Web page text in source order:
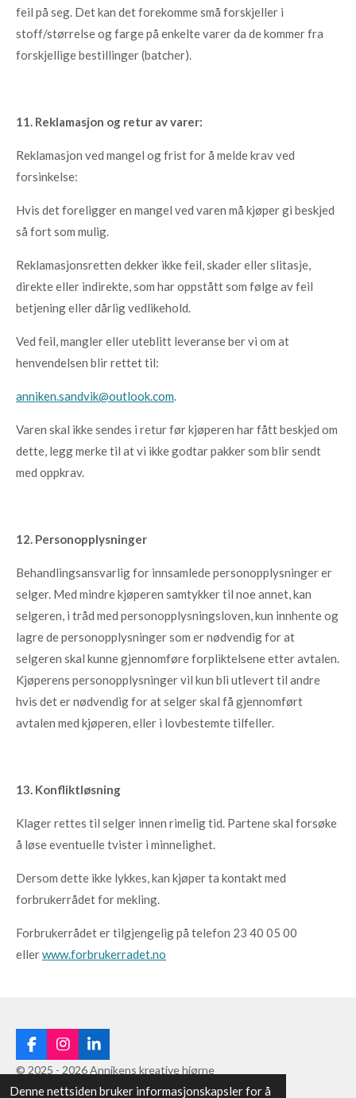
Denne nettsiden bruker informasjonskapsler for å
feil på seg. Det kan det forekomme små forskjeller i
stoff/størrelse og farge på enkelte varer da de kommer fra
forskjellige bestillinger (batcher).
11. Reklamasjon og retur av varer:
Reklamasjon ved mangel og frist for å melde krav ved
forsinkelse:
Hvis det foreligger en mangel ved varen må kjøper gi beskjed
så fort som mulig.
Reklamasjonsretten dekker ikke feil, skader eller slitasje,
direkte eller indirekte, som har oppstått som følge av feil
betjening eller dårlig vedlikehold.
Ved feil, mangler eller uteblitt leveranse ber vi om at
henvendelsen blir rettet til:
anniken.sandvik@outlook.com.
Varen skal ikke sendes i retur før kjøperen har fått beskjed om
dette, legg merke til at vi ikke godtar pakker som blir sendt
med oppkrav.
12. Personopplysninger
Behandlingsansvarlig for innsamlede personopplysninger er
selger. Med mindre kjøperen samtykker til noe annet, kan
selgeren, i tråd med personopplysningsloven, kun innhente og
lagre de personopplysninger som er nødvendig for at
selgeren skal kunne gjennomføre forpliktelsene etter avtalen.
Kjøperens personopplysninger vil kun bli utlevert til andre
hvis det er nødvendig for at selger skal få gjennomført
avtalen med kjøperen, eller i lovbestemte tilfeller.
13. Konfliktløsning
Klager rettes til selger innen rimelig tid. Partene skal forsøke
å løse eventuelle tvister i minnelighet.
Dersom dette ikke lykkes, kan kjøper ta kontakt med
forbrukerrådet for mekling.
Forbrukerrådet er tilgjengelig på telefon 23 40 05 00
ellerwww.forbrukerradet.no
F
a
c
e
I
n
s
t
L
i
n
k
© 2025 - 2026 Annikens kreative hjørne
Levert avWebador